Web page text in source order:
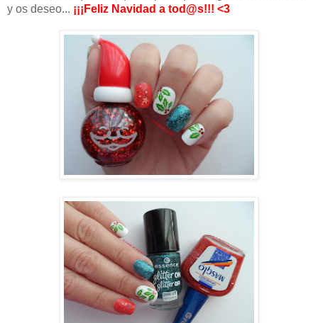
y os deseo... ¡¡¡Feliz Navidad a tod@s!!! <3